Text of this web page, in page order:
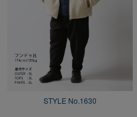
STYLE No.1630